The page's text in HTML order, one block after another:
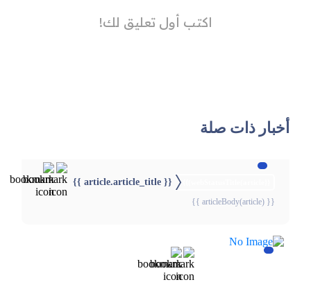
أخبار ذات صلة
{{ article.article_title }}
{{ articleBody(article) }}